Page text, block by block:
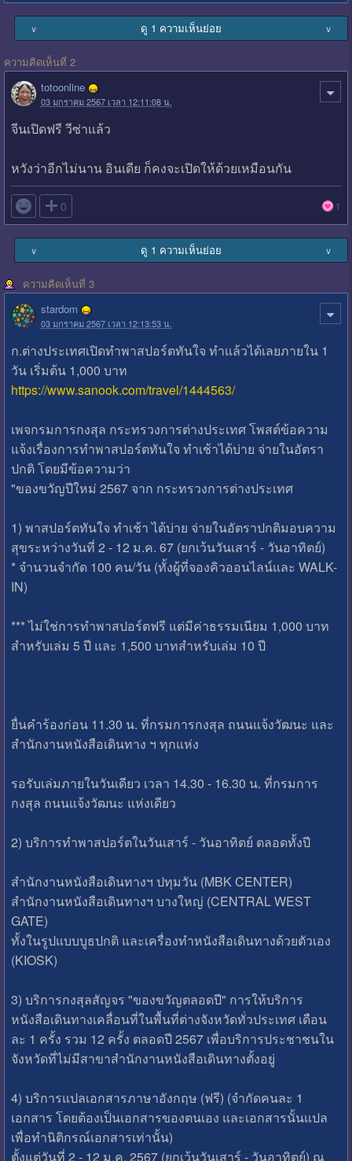
∨ ดู 1 ความเห็นย่อย ∨
ความคิดเห็นที่ 2
totoonline
03 มกราคม 2567 เวลา 12:11:08 น.
จีนเปิดฟรี วีซ่าแล้ว
หวังว่าอีกไม่นาน อินเดีย ก็คงจะเปิดให้ด้วยเหมือนกัน
 0 1
∨ ดู 1 ความเห็นย่อย ∨
ความคิดเห็นที่ 3
stardom
03 มกราคม 2567 เวลา 12:13:53 น.
ก.ต่างประเทศเปิดทำพาสปอร์ตทันใจ ทำแล้วได้เลยภายใน 1
วัน เริ่มต้น 1,000 บาท
https://www.sanook.com/travel/1444563/
เพจกรมการกงสุล กระทรวงการต่างประเทศ โพสต์ข้อความ
แจ้งเรื่องการทำพาสปอร์ตทันใจ ทำเช้าได้บ่าย จ่ายในอัตรา
ปกติ โดยมีข้อความว่า
"ของขวัญปีใหม่ 2567 จาก กระทรวงการต่างประเทศ
1) พาสปอร์ตทันใจ ทำเช้า ได้บ่าย จ่ายในอัตราปกติมอบความ
สุขระหว่างวันที่ 2 - 12 ม.ค. 67 (ยกเว้นวันเสาร์ - วันอาทิตย์)
* จำนวนจำกัด 100 คน/วัน (ทั้งผู้ที่จองคิวออนไลน์และ WALK-
IN)
*** ไม่ใช่การทำพาสปอร์ตฟรี แต่มีค่าธรรมเนียม 1,000 บาท
สำหรับเล่ม 5 ปี และ 1,500 บาทสำหรับเล่ม 10 ปี
ยื่นคำร้องก่อน 11.30 น. ที่กรมการกงสุล ถนนแจ้งวัฒนะ และ
สำนักงานหนังสือเดินทาง ฯ ทุกแห่ง
รอรับเล่มภายในวันเดียว เวลา 14.30 - 16.30 น. ที่กรมการ
กงสุล ถนนแจ้งวัฒนะ แห่งเดียว
2) บริการทำพาสปอร์ตในวันเสาร์ - วันอาทิตย์ ตลอดทั้งปี
สำนักงานหนังสือเดินทางฯ ปทุมวัน (MBK CENTER)
สำนักงานหนังสือเดินทางฯ บางใหญ่ (CENTRAL WEST
GATE)
ทั้งในรูปแบบบูธปกติ และเครื่องทำหนังสือเดินทางด้วยตัวเอง
(KIOSK)
3) บริการกงสุลสัญจร "ของขวัญตลอดปี" การให้บริการ
หนังสือเดินทางเคลื่อนที่ในพื้นที่ต่างจังหวัดทั่วประเทศ เดือน
ละ 1 ครั้ง รวม 12 ครั้ง ตลอดปี 2567 เพื่อบริการประชาชนใน
จังหวัดที่ไม่มีสาขาสำนักงานหนังสือเดินทางตั้งอยู่
4) บริการแปลเอกสารภาษาอังกฤษ (ฟรี) (จำกัดคนละ 1
เอกสาร โดยต้องเป็นเอกสารของตนเอง และเอกสารนั้นแปล
เพื่อทำนิติกรณ์เอกสารเท่านั้น)
ตั้งแต่วันที่ 2 - 12 ม.ค. 2567 (ยกเว้นวันเสาร์ - วันอาทิตย์) ณ